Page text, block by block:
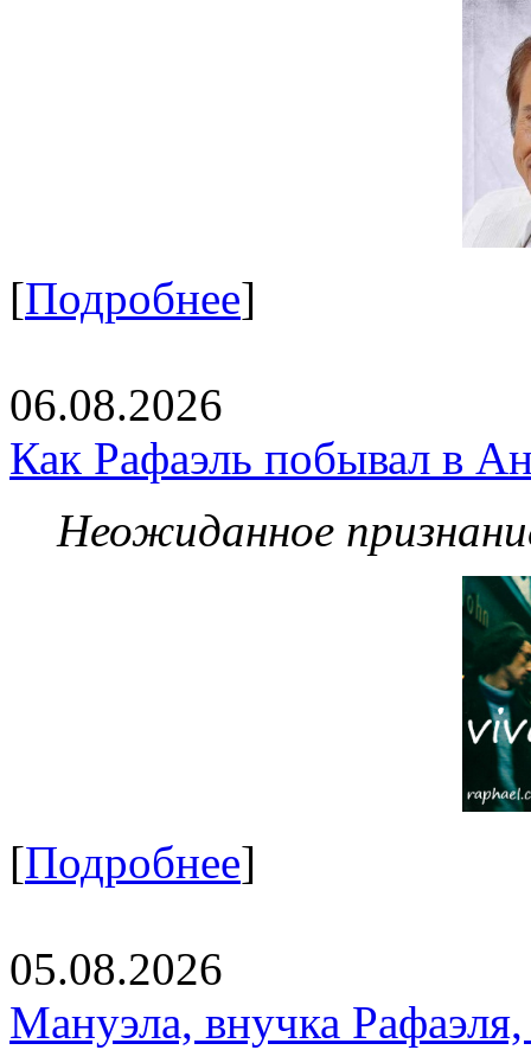
[Подробнее]
06.08.2026
Как Рафаэль побывал в
Неожиданное
[Подробнее]
05.08.2026
Мануэла, внучка